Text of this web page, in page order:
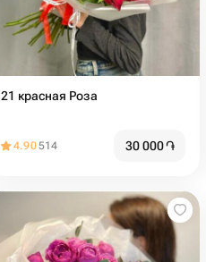
21 красная Роза
4.90514 30 000֏